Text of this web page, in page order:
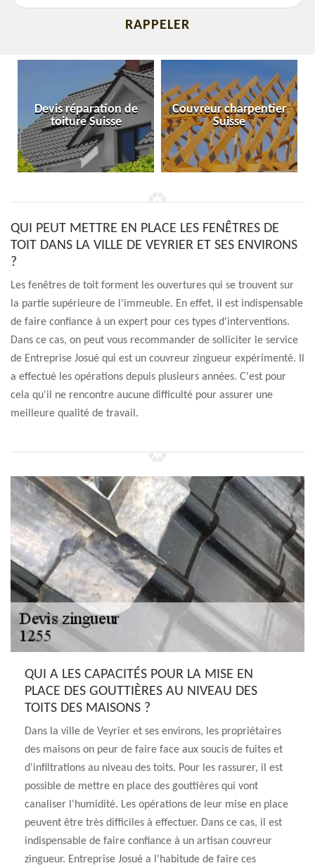
Devis réparation de
toiture Suisse
Couvreur charpentier
Suisse
QUI PEUT METTRE EN PLACE LES FENÊTRES DE
TOIT DANS LA VILLE DE VEYRIER ET SES ENVIRONS
?
Les fenêtres de toit forment les ouvertures qui se trouvent sur
la partie supérieure de l'immeuble. En effet, il est indispensable
de faire confiance à un expert pour ces types d'interventions.
Dans ce cas, on peut vous recommander de solliciter le service
de Entreprise Josué qui est un couvreur zingueur expérimenté. Il
a effectué les opérations depuis plusieurs années. C'est pour
cela qu'il ne rencontre aucune difficulté pour assurer une
meilleure qualité de travail.
QUI A LES CAPACITÉS POUR LA MISE EN
PLACE DES GOUTTIÈRES AU NIVEAU DES
TOITS DES MAISONS ?
Dans la ville de Veyrier et ses environs, les propriétaires
des maisons on peur de faire face aux soucis de fuites et
d'infiltrations au niveau des toits. Pour les rassurer, il est
possible de mettre en place des gouttières qui vont
canaliser l'humidité. Les opérations de leur mise en place
peuvent être très difficiles à effectuer. Dans ce cas, il est
indispensable de faire confiance à un artisan couvreur
zingueur. Entreprise Josué a l'habitude de faire ces